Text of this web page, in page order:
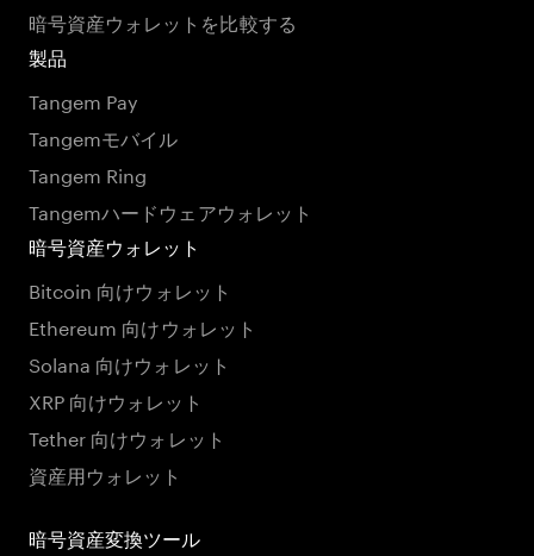
暗号資産ウォレットを比較する
製品
Tangem Pay
Tangemモバイル
Tangem Ring
Tangemハードウェアウォレット
暗号資産ウォレット
Bitcoin 向けウォレット
Ethereum 向けウォレット
Solana 向けウォレット
XRP 向けウォレット
Tether 向けウォレット
資産用ウォレット
暗号資産変換ツール